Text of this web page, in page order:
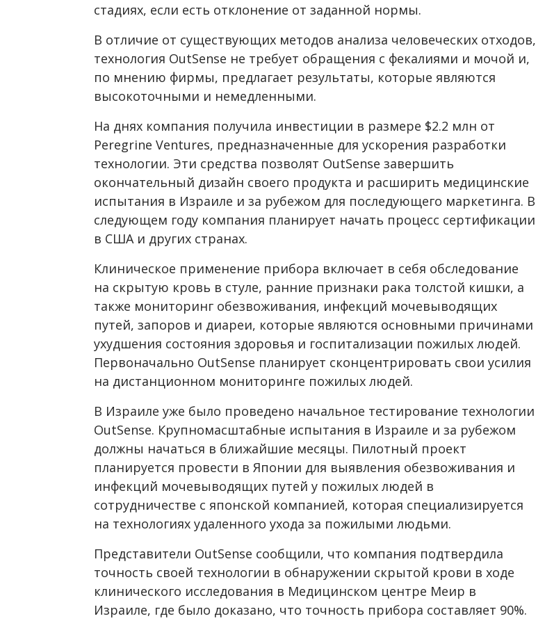
стадиях, если есть отклонение от заданной нормы.
В отличие от существующих методов анализа человеческих отходов,
технология OutSense не требует обращения с фекалиями и мочой и,
по мнению фирмы, предлагает результаты, которые являются
высокоточными и немедленными.
На днях компания получила инвестиции в размере $2.2 млн от
Peregrine Ventures, предназначенные для ускорения разработки
технологии. Эти средства позволят OutSense завершить
окончательный дизайн своего продукта и расширить медицинские
испытания в Израиле и за рубежом для последующего маркетинга. В
следующем году компания планирует начать процесс сертификации
в США и других странах.
Клиническое применение прибора включает в себя обследование
на скрытую кровь в стуле, ранние признаки рака толстой кишки, а
также мониторинг обезвоживания, инфекций мочевыводящих
путей, запоров и диареи, которые являются основными причинами
ухудшения состояния здоровья и госпитализации пожилых людей.
Первоначально OutSense планирует сконцентрировать свои усилия
на дистанционном мониторинге пожилых людей.
В Израиле уже было проведено начальное тестирование технологии
OutSense. Крупномасштабные испытания в Израиле и за рубежом
должны начаться в ближайшие месяцы. Пилотный проект
планируется провести в Японии для выявления обезвоживания и
инфекций мочевыводящих путей у пожилых людей в
сотрудничестве с японской компанией, которая специализируется
на технологиях удаленного ухода за пожилыми людьми.
Представители OutSense сообщили, что компания подтвердила
точность своей технологии в обнаружении скрытой крови в ходе
клинического исследования в Медицинском центре Меир в
Израиле, где было доказано, что точность прибора составляет 90%.